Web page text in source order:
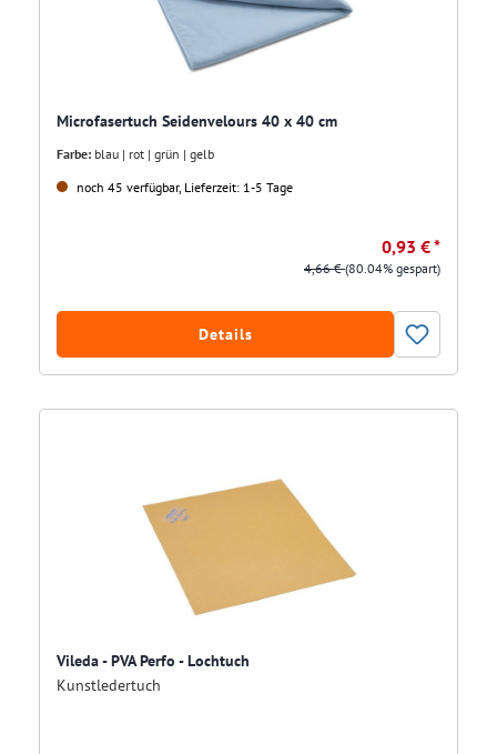
Microfasertuch Seidenvelours 40 x 40 cm
Farbe: blau | rot | grün | gelb
noch 45 verfügbar, Lieferzeit: 1-5 Tage
0,93 € *
4,66 €(80.04% gespart)
Details
Vileda - PVA Perfo - Lochtuch
Kunstledertuch